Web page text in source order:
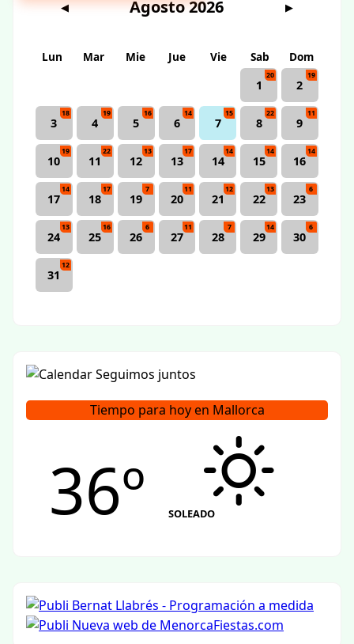
◀ Agosto 2026 ▶
Lun Mar Mie Jue Vie Sab
Dom
1
20
2
19
3
18
4
19
5
16
6
14
7
15
8
22
9
11
10
19
11
22
12
13
13
17
14
14
15
14
16
14
17
14
18
17
19
7
20
11
21
12
22
13
23
6
24
13
25
16
26
6
27
11
28
7
29
14
30
6
31
12
Tiempo para hoy en Mallorca
36º SOLEADO